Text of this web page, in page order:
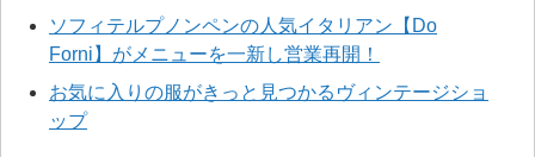
ソフィテルプノンペンの人気イタリアン【Do
Forni】がメニューを一新し営業再開！
お気に入りの服がきっと見つかるヴィンテージショ
ップ